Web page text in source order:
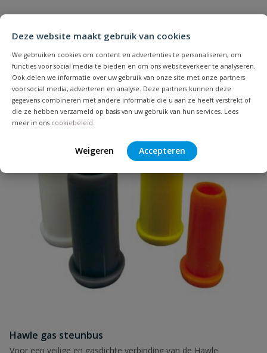
Deze website maakt gebruik van cookies
We gebruiken cookies om content en advertenties te personaliseren, om
functies voor social media te bieden en om ons websiteverkeer te analyseren.
Ook delen we informatie over uw gebruik van onze site met onze partners
voor social media, adverteren en analyse. Deze partners kunnen deze
gegevens combineren met andere informatie die u aan ze heeft verstrekt of
die ze hebben verzameld op basis van uw gebruik van hun services. Lees
meer in ons cookiebeleid.
Weigeren Accepteren
Heb je zelf ook een vraag over
Stel jouw
Je beoordeelt: Hawle gas T-stuk binnendraad
Uw waardering:
Naam
Beoordeling
Beoordeling versturen
Hawle gas steunbus
Voor een veilige en gasdichte verbinding van de Hawle